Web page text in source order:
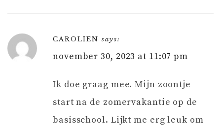
CAROLIEN says:
november 30, 2023 at 11:07 pm
Ik doe graag mee. Mijn zoontje
start na de zomervakantie op de
basisschool. Lijkt me erg leuk om